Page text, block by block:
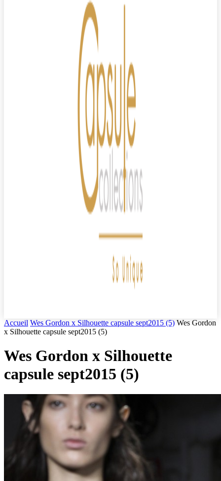
Accueil Wes Gordon x Silhouette capsule sept2015 (5) Wes Gordon
x Silhouette capsule sept2015 (5)
Wes Gordon x Silhouette
capsule sept2015 (5)